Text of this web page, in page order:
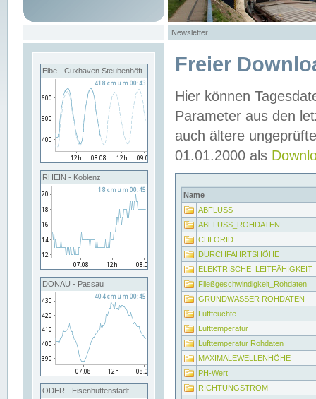
Newsletter
Elbe - Cuxhaven Steubenhöft
RHEIN - Koblenz
DONAU - Passau
ODER - Eisenhüttenstadt
Freier
Hier können
Parameter aus den
auch ältere
01.01.2000 als
Name
ABFLUSS
ABFLUSS_ROHDATEN
CHLORID
DURCHFAHRTSHÖHE
Fließgeschwindigkeit_Rohdaten
GRUNDWASSER ROHDATEN
Luftfeuchte
Lufttemperatur
Lufttemperatur Rohdaten
MAXIMALEWELLENHÖHE
PH-Wert
RICHTUNGSTROM